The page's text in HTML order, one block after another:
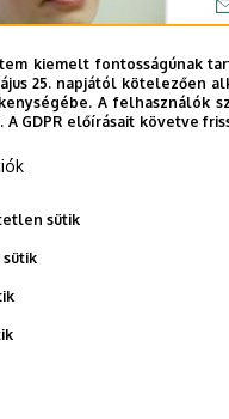
igénylése
kiemelt fontosságúnak
25. napjától
A felhasználók
A GDPR előírásait követve
sütik
sütik